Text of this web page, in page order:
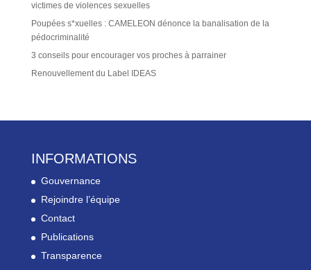
victimes de violences sexuelles
Poupées s*xuelles : CAMELEON dénonce la banalisation de la
pédocriminalité
3 conseils pour encourager vos proches à parrainer
Renouvellement du Label IDEAS
INFORMATIONS
Gouvernance
Rejoindre l’équipe
Contact
Publications
Transparence